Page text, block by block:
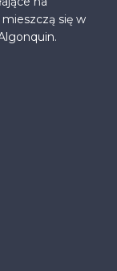
się w